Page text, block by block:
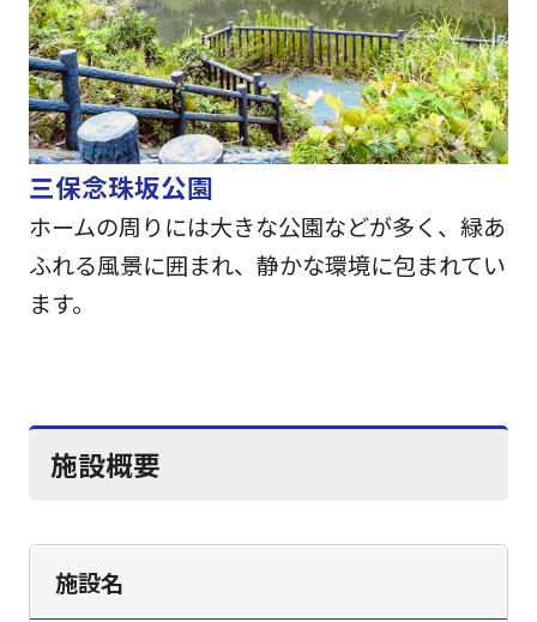
三保念珠坂公園
ホームの周りには大きな公園などが多く、緑あ
ふれる風景に囲まれ、静かな環境に包まれてい
ます。
施設概要
施設名